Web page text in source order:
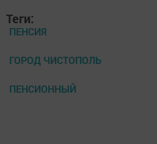
Теги:
ПЕНСИЯ
ГОРОД ЧИСТОПОЛЬ
ПЕНСИОННЫЙ